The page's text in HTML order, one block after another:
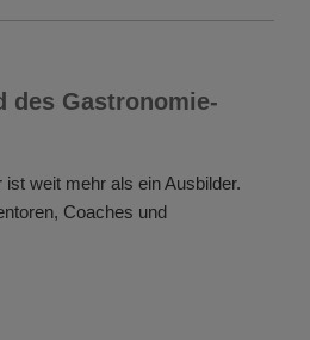
des Gastronomie-
weit mehr als ein Ausbilder.
Coaches und